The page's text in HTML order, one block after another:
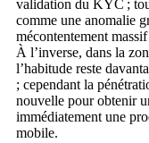
validation du KYC ;
comme une anomalie
mécontentement
À l’inverse, dans la
l’habitude reste
; cependant la
nouvelle pour obtenir
immédiatement une
mobile.​